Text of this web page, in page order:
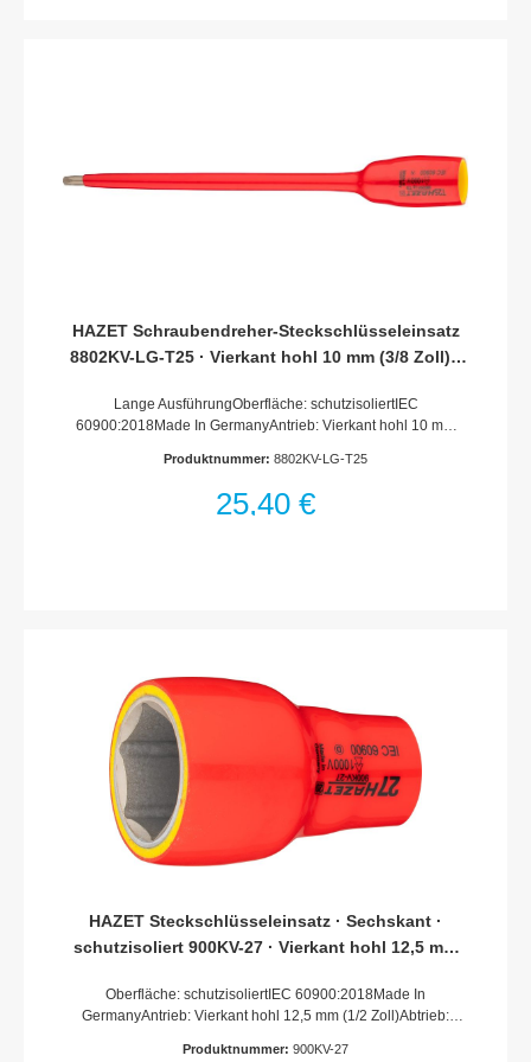
HAZET Schraubendreher-Steckschlüsseleinsatz
8802KV-LG-T25 · Vierkant hohl 10 mm (3/8 Zoll) ·
Lange AusführungOberfläche: schutzisoliertIEC
60900:2018Made In GermanyAntrieb: Vierkant hohl 10 mm
T25Abmessungen / Länge: 187 mmLänge l1: 153
Produktnummer: 8802KV-LG-T25
25,40 €
HAZET Steckschlüsseleinsatz · Sechskant ·
schutzisoliert 900KV-27 · Vierkant hohl 12,5 mm
mm
Oberfläche: schutzisoliertIEC 60900:2018Made In
GermanyAntrieb: Vierkant hohl 12,5 mm (1/2 Zoll)Abtrieb:
mmAbmessungen / Länge: 62 mmDurchmesser d1 (am
Produktnummer: 900KV-27